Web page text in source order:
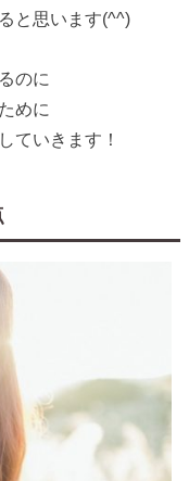
と思います(^^)
のに
めに
ていきます！